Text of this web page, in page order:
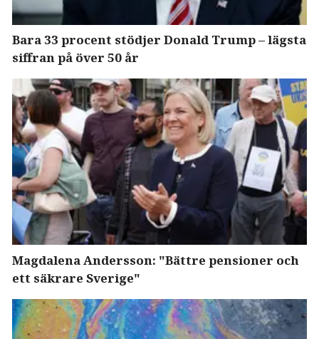
Bara 33 procent stödjer Donald Trump – lägsta
siffran på över 50 år
Magdalena Andersson: "Bättre pensioner och
ett säkrare Sverige"